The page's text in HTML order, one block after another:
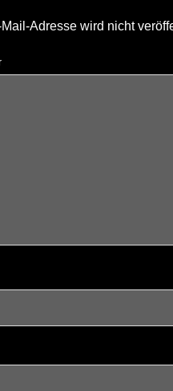
Adresse wird nicht